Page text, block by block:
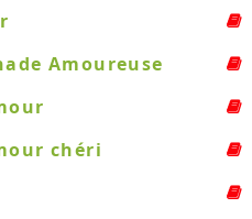
Amoureuse
chéri